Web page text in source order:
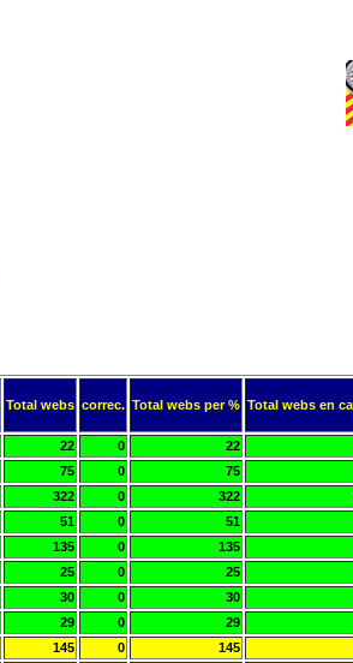
Total webs correc. Total webs per % Total webs en
22 0 22
75 0 75
322 0 322
51 0 51
135 0 135
25 0 25
30 0 30
29 0 29
145 0 145